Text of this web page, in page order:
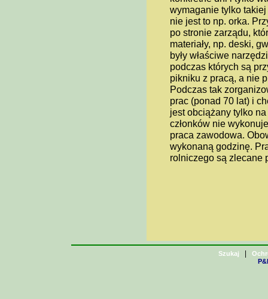
wymaganie tylko
nie jest to np. orka.
po stronie zarządu,
materiały, np. deski,
były właściwe
podczas których są
pikniku z pracą, a nie
Podczas tak
prac (ponad 70 lat) i
jest obciążany tylko
członków nie
praca zawodowa.
wykonaną godzinę.
rolniczego są zlecane
Szukaj